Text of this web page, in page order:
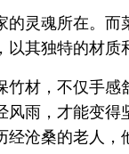
的灵魂所在。而
以其独特的材质
竹材，不仅手
风雨，才能变
经沧桑的老人，